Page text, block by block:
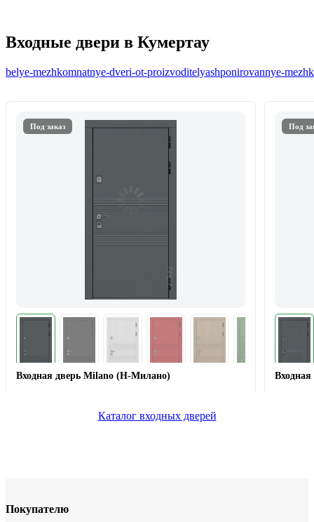
Входные двери в Кумертау
belye-mezhkomnatnye-dveri-ot-proizvoditelyashponirovannye-
Под заказ
Входная дверь Milano (Н-Милано)
Под
Каталог входных дверей
Покупателю